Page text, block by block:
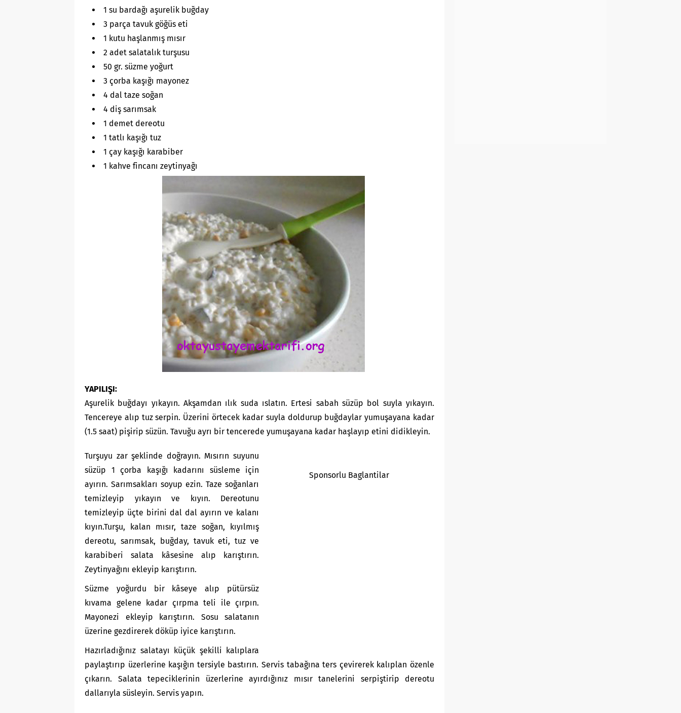
1 su bardağı aşurelik buğday
3 parça tavuk göğüs eti
1 kutu haşlanmış mısır
2 adet salatalık turşusu
50 gr. süzme yoğurt
3 çorba kaşığı mayonez
4 dal taze soğan
4 diş sarımsak
1 demet dereotu
1 tatlı kaşığı tuz
1 çay kaşığı karabiber
1 kahve fincanı zeytinyağı
YAPILIŞI:
Aşurelik buğdayı yıkayın. Akşamdan ılık suda ıslatın. Ertesi sabah süzüp bol suyla yıkayın.
Tencereye alıp tuz serpin. Üzerini örtecek kadar suyla doldurup buğdaylar yumuşayana kadar
(1.5 saat) pişirip süzün. Tavuğu ayrı bir tencerede yumuşayana kadar haşlayıp etini didikleyin.
Sponsorlu Baglantilar
Turşuyu zar şeklinde doğrayın. Mısırın suyunu
süzüp 1 çorba kaşığı kadarını süsleme için
ayırın. Sarımsakları soyup ezin. Taze soğanları
temizleyip yıkayın ve kıyın. Dereotunu
temizleyip üçte birini dal dal ayırın ve kalanı
kıyın.Turşu, kalan mısır, taze soğan, kıyılmış
dereotu, sarımsak, buğday, tavuk eti, tuz ve
karabiberi salata kâsesine alıp karıştırın.
Zeytinyağını ekleyip karıştırın.
Süzme yoğurdu bir kâseye alıp pütürsüz
kıvama gelene kadar çırpma teli ile çırpın.
Mayonezi ekleyip karıştırın. Sosu salatanın
üzerine gezdirerek döküp iyice karıştırın.
Hazırladığınız salatayı küçük şekilli kalıplara
paylaştırıp üzerlerine kaşığın tersiyle bastırın. Servis tabağına ters çevirerek kalıplan özenle
çıkarın. Salata tepeciklerinin üzerlerine ayırdığınız mısır tanelerini serpiştirip dereotu
dallarıyla süsleyin. Servis yapın.